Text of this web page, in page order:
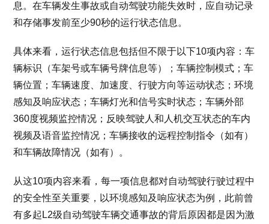
息。在车辆发生事故或自动驾驶功能失效时，应自动记录
和存储事发前至少90秒的运行状态信息。
具体来看，运行状态信息包括但不限于以下10项内容：车
辆标识（车架号或车辆号牌信息等）；车辆控制模式；车
辆位置；车辆速度、加速度、行驶方向等运动状态；环境
感知及响应状态；车辆灯光和信号实时状态；车辆外部
360度视频监控情况；反映驾驶人和人机交互状态的车内
视频及语音监控情况；车辆接收的远程控制指令（如有）
和车辆故障情况（如有）。
从这10项内容来看，每一项信息都对自动驾驶行驶过程中
的安全性至关重要，以环境感知及响应状态为例，此前曾
有多起L2级自动驾驶车辆交通事故的背后原因都是因为激